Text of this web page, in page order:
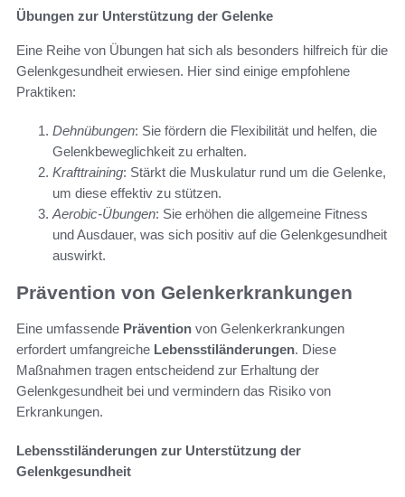
Übungen zur Unterstützung der Gelenke
Eine Reihe von Übungen hat sich als besonders hilfreich für die
Gelenkgesundheit erwiesen. Hier sind einige empfohlene
Praktiken:
Dehnübungen: Sie fördern die Flexibilität und helfen, die
Gelenkbeweglichkeit zu erhalten.
Krafttraining: Stärkt die Muskulatur rund um die Gelenke,
um diese effektiv zu stützen.
Aerobic-Übungen: Sie erhöhen die allgemeine Fitness
und Ausdauer, was sich positiv auf die Gelenkgesundheit
auswirkt.
Prävention von Gelenkerkrankungen
Eine umfassende Prävention von Gelenkerkrankungen
erfordert umfangreiche Lebensstiländerungen. Diese
Maßnahmen tragen entscheidend zur Erhaltung der
Gelenkgesundheit bei und vermindern das Risiko von
Erkrankungen.
Lebensstiländerungen zur Unterstützung der
Gelenkgesundheit